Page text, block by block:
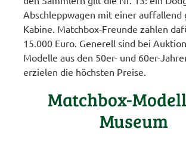
Abschleppwagen mit einer auffallend
Kabine. Matchbox-Freunde zahlen
15.000 Euro. Generell sind bei
Modelle aus den 50er- und 60er-
erzielen die höchsten Preise.
Matchbox-
Museum